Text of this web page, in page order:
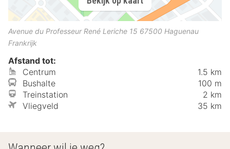
Avenue du Professeur René Leriche 15 67500 Haguenau
Frankrijk
Afstand tot:
Centrum
1.5 km
Bushalte
100 m
Treinstation
2 km
Vliegveld
35 km